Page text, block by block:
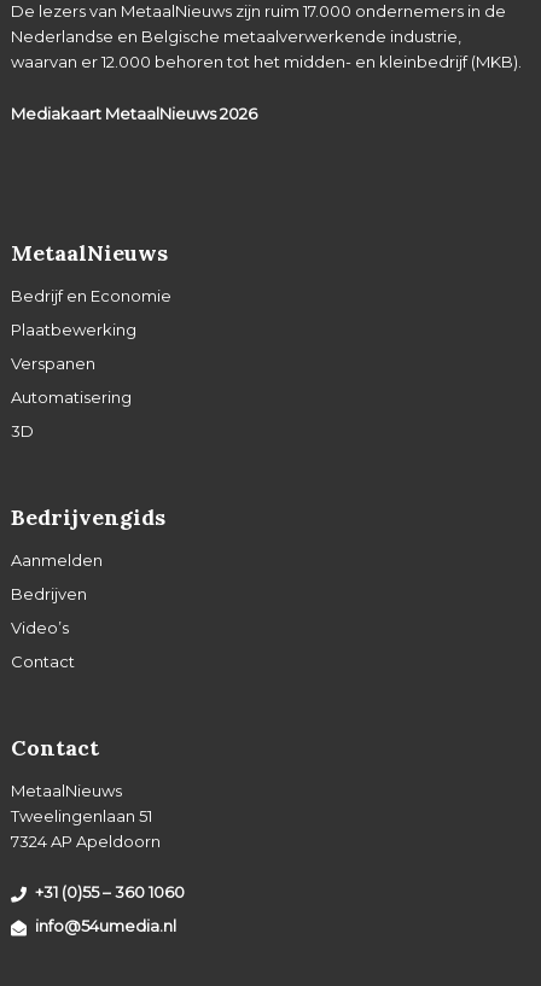
De lezers van MetaalNieuws zijn ruim 17.000 ondernemers in de
Nederlandse en Belgische metaalverwerkende industrie,
waarvan er 12.000 behoren tot het midden- en kleinbedrijf (MKB).
Mediakaart MetaalNieuws2026
MetaalNieuws
Bedrijf en Economie
Plaatbewerking
Verspanen
Automatisering
3D
Bedrijvengids
Aanmelden
Bedrijven
Video’s
Contact
Contact
MetaalNieuws
Tweelingenlaan 51
7324 AP Apeldoorn
+31 (0)55 – 360 1060
info@54umedia.nl